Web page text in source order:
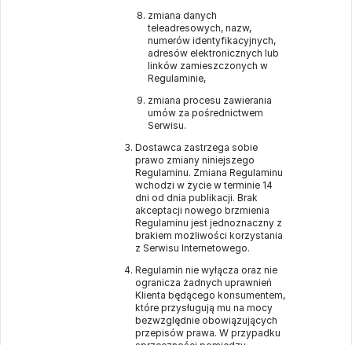
zmiana danych
teleadresowych, nazw,
numerów identyfikacyjnych,
adresów elektronicznych lub
linków zamieszczonych w
Regulaminie,
zmiana procesu zawierania
umów za pośrednictwem
Serwisu.
Dostawca zastrzega sobie
prawo zmiany niniejszego
Regulaminu. Zmiana Regulaminu
wchodzi w życie w terminie 14
dni od dnia publikacji. Brak
akceptacji nowego brzmienia
Regulaminu jest jednoznaczny z
brakiem możliwości korzystania
z Serwisu Internetowego.
Regulamin nie wyłącza oraz nie
ogranicza żadnych uprawnień
Klienta będącego konsumentem,
które przysługują mu na mocy
bezwzględnie obowiązujących
przepisów prawa. W przypadku